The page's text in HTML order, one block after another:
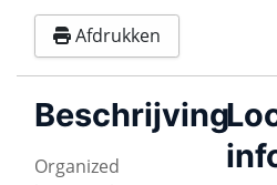
Afdrukken
Beschrijving
Organized